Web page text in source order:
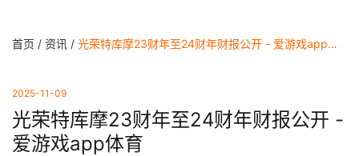
首页 / 资讯 / 光荣特库摩23财年至24财年财报公开 - 爱游戏app体育
2025-11-09
光荣特库摩23财年至24财年财报公开 -
爱游戏app体育